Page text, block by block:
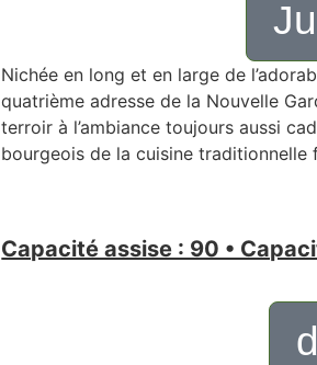
Nichée en long et en large de
quatrième adresse de la Nouvelle
terroir à l’ambiance toujours aussi
bourgeois de la cuisine traditionnelle
Capacité assise : 90 •